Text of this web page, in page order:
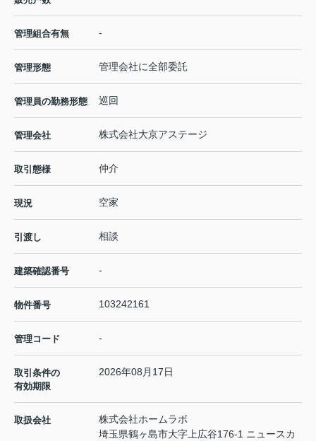
管理組合有無 -
管理形態 管理会社に全部委託
管理員の勤務形態 巡回
管理会社 株式会社大京アステージ
取引態様 仲介
現況 空家
引渡し 相談
建築確認番号 -
物件番号 103242161
管理コード -
取引条件の
有効期限
2026年08月17日
取扱会社
株式会社ホームラボ
埼玉県鶴ヶ島市大字上広谷176-1 ニュースカ